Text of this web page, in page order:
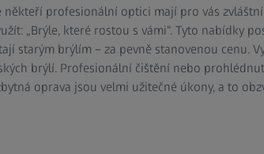
někteří profesionální optici mají pro vás
„Brýle, které rostou s vámi“. Tyto nabídky
starým brýlím – za pevně stanovenou cenu.
brýlí. Profesionální čištění nebo
oprava jsou velmi užitečné úkony, a to